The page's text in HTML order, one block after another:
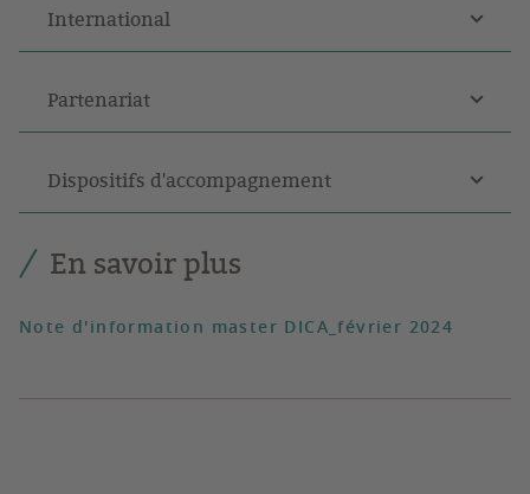
International
Partenariat
Dispositifs d'accompagnement
En savoir plus
Note d'information master DICA_février 2024